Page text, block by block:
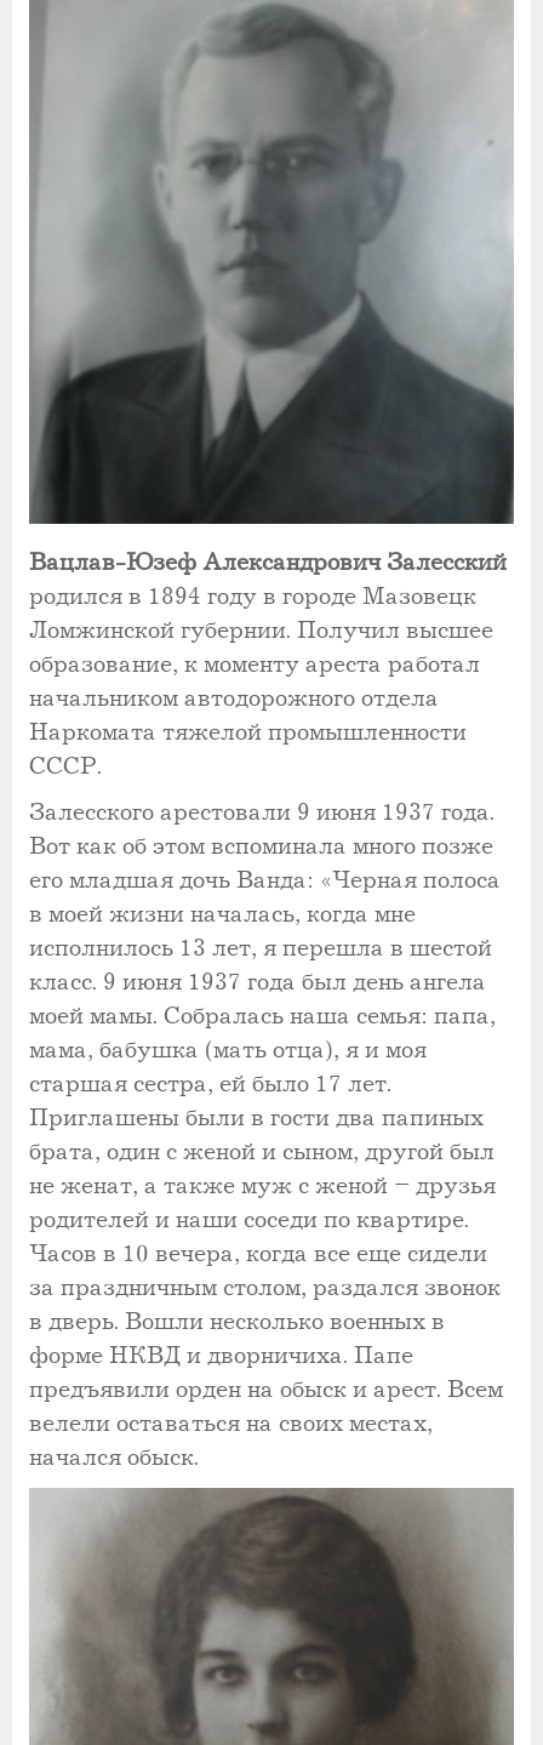
Вацлав-Юзеф Александрович Залесский
родился в 1894 году в городе Мазовецк
Ломжинской губернии. Получил высшее
образование, к моменту ареста работал
начальником автодорожного отдела
Наркомата тяжелой промышленности
СССР.
Залесского арестовали 9 июня 1937 года.
Вот как об этом вспоминала много позже
его младшая дочь Ванда: «Черная полоса
в моей жизни началась, когда мне
исполнилось 13 лет, я перешла в шестой
класс. 9 июня 1937 года был день ангела
моей мамы. Собралась наша семья: папа,
мама, бабушка (мать отца), я и моя
старшая сестра, ей было 17 лет.
Приглашены были в гости два папиных
брата, один с женой и сыном, другой был
не женат, а также муж с женой – друзья
родителей и наши соседи по квартире.
Часов в 10 вечера, когда все еще сидели
за праздничным столом, раздался звонок
в дверь. Вошли несколько военных в
форме НКВД и дворничиха. Папе
предъявили орден на обыск и арест. Всем
велели оставаться на своих местах,
начался обыск.